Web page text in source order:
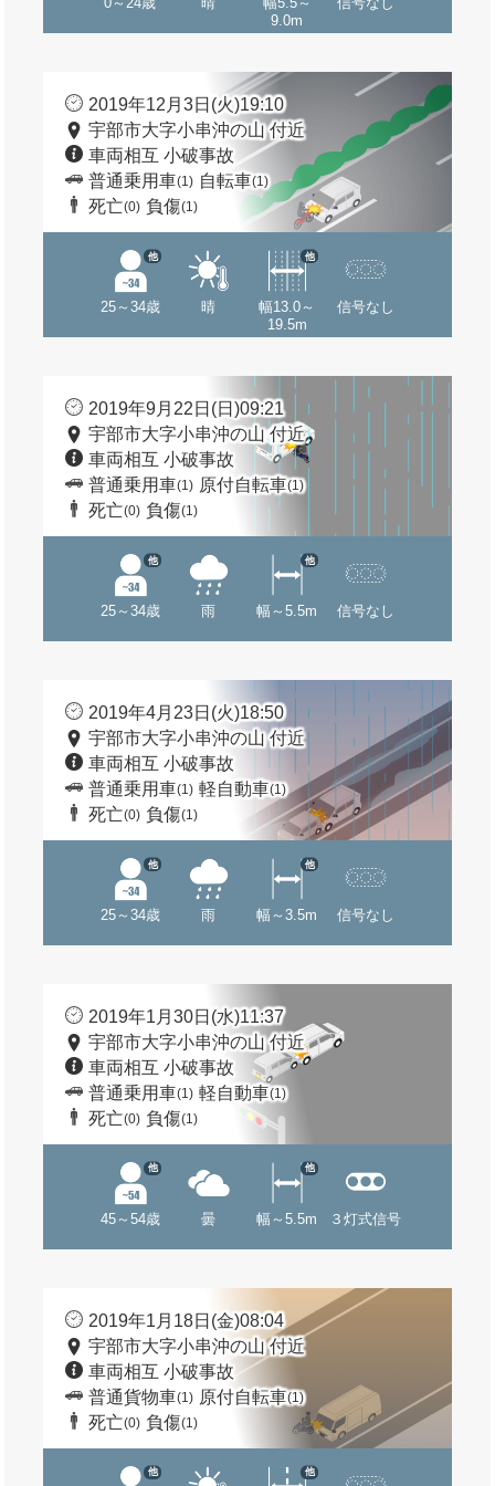
9.0m
2019年12月3日(火)19:10
宇部市大字小串沖の山 付近
車両相互 小破事故
普通乗用車(1) 自転車(1)
死亡(0) 負傷(1)
25～34歳
他
晴
幅13.0～
19.5m
他
信号なし
2019年9月22日(日)09:21
宇部市大字小串沖の山 付近
車両相互 小破事故
普通乗用車(1) 原付自転車(1)
死亡(0) 負傷(1)
25～34歳
他
雨 幅～5.5m
他
信号なし
2019年4月23日(火)18:50
宇部市大字小串沖の山 付近
車両相互 小破事故
普通乗用車(1) 軽自動車(1)
死亡(0) 負傷(1)
25～34歳
他
雨 幅～3.5m
他
信号なし
2019年1月30日(水)11:37
宇部市大字小串沖の山 付近
車両相互 小破事故
普通乗用車(1) 軽自動車(1)
死亡(0) 負傷(1)
45～54歳
他
曇 幅～5.5m
他
３灯式信号
2019年1月18日(金)08:04
宇部市大字小串沖の山 付近
車両相互 小破事故
普通貨物車(1) 原付自転車(1)
死亡(0) 負傷(1)
他 他